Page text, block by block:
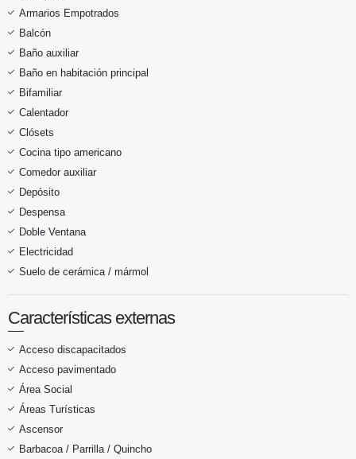
Armarios Empotrados
Balcón
Baño auxiliar
Baño en habitación principal
Bifamiliar
Calentador
Clósets
Cocina tipo americano
Comedor auxiliar
Depósito
Despensa
Doble Ventana
Electricidad
Suelo de cerámica / mármol
Características externas
Acceso discapacitados
Acceso pavimentado
Área Social
Áreas Turísticas
Ascensor
Barbacoa / Parrilla / Quincho